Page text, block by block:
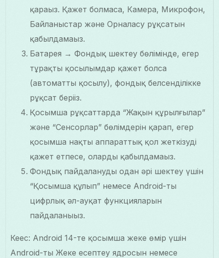
қараңыз. Қажет болмаса, Камера, Микрофон,
Байланыстар және Орналасу рұқсатын
қабылдамаңыз.
Батарея → Фондық шектеу бөлімінде, егер
тұрақты қосылымдар қажет болса
(автоматты қосылу), фондық белсенділікке
рұқсат беріңіз.
Қосымша рұқсаттарда “Жақын құрылғылар”
және “Сенсорлар” бөлімдерін қарап, егер
қосымша нақты аппараттық қол жеткізуді
қажет етпесе, оларды қабылдамаңыз.
Фондық пайдалануды одан әрі шектеу үшін
“Қосымша құлып” немесе Android-тың
цифрлық әл-ауқат функцияларын
пайдаланыңыз.
Кеңес: Android 14-те қосымша жеке өмір үшін
Android-тың Жеке есептеу ядросын немесе